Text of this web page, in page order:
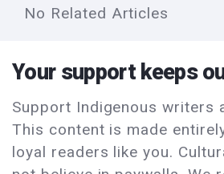
No Related Articles
Your support keeps
Support Indigenous writers
This content is made
loyal readers like you.